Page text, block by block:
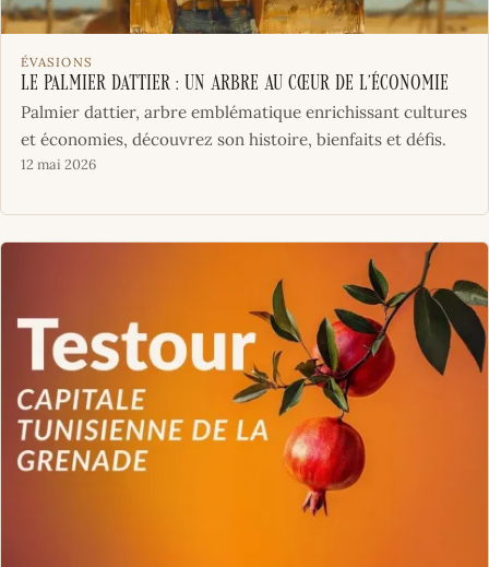
ÉVASIONS
Le Palmier dattier : Un Arbre Au Cœur de l’Économie
Palmier dattier, arbre emblématique enrichissant cultures
et économies, découvrez son histoire, bienfaits et défis.
12 mai 2026